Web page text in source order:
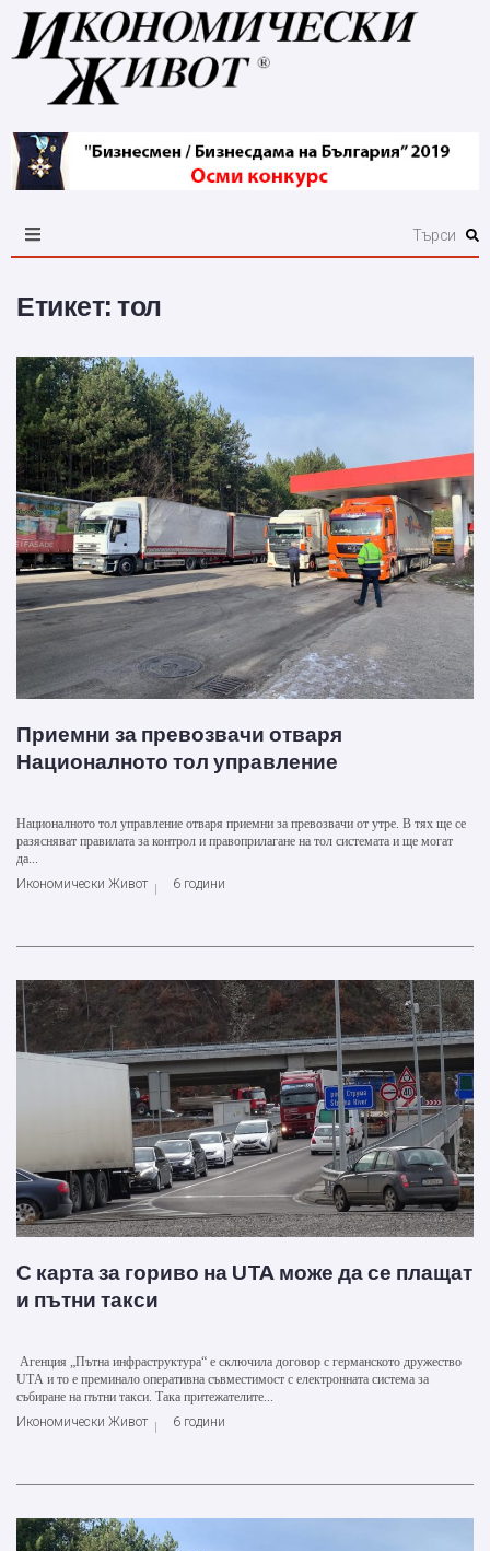
Етикет: тол
Приемни за превозвачи отваря
Националното тол управление
Националното тол управление отваря приемни за превозвачи от утре. В тях ще се
разясняват правилата за контрол и правоприлагане на тол системата и ще могат
да...
Икономически Живот
6 години
С карта за гориво на UTA може да се плащат
и пътни такси
Агенция „Пътна инфраструктура“ е сключила договор с германското дружество
UTА и то е преминало оперативна съвместимост с електронната система за
събиране на пътни такси. Така притежателите...
Икономически Живот
6 години